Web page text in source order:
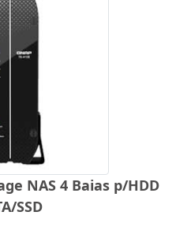
NAS 4 Baias p/HDD
SSD